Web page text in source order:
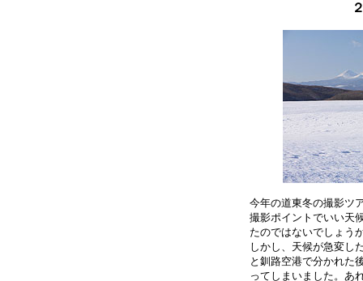
今年の道東冬の撮影ツ
撮影ポイントでいい天
たのではないでしょう
しかし、天候が急変し
と釧路空港で分かれた
ってしまいました。あ